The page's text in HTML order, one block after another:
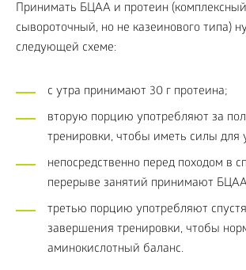
Принимать БЦАА и протеин
сывороточный, но не казеинового типа)
следующей схеме:
с утра принимают 30 г протеина;
вторую порцию употребляют за
тренировки, чтобы иметь силы для
непосредственно перед походом в
перерыве занятий принимают
третью порцию употребляют
завершения тренировки, чтобы
аминокислотный баланс.